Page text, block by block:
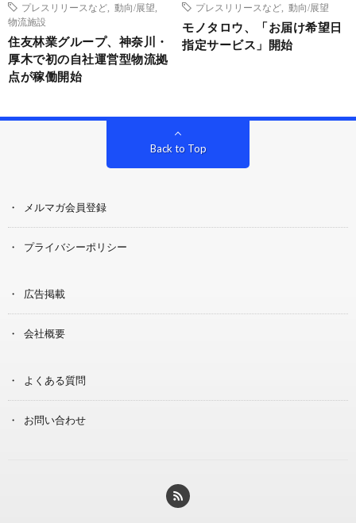
プレスリリースなど
動向/展望
物流施設
住友林業グループ、神奈川・
厚木で初の自社運営型物流拠
点が稼働開始
プレスリリースなど
動向/展望
モノタロウ、「お届け希望日
指定サービス」開始
Back to Top
メルマガ会員登録
プライバシーポリシー
広告掲載
会社概要
よくある質問
お問い合わせ